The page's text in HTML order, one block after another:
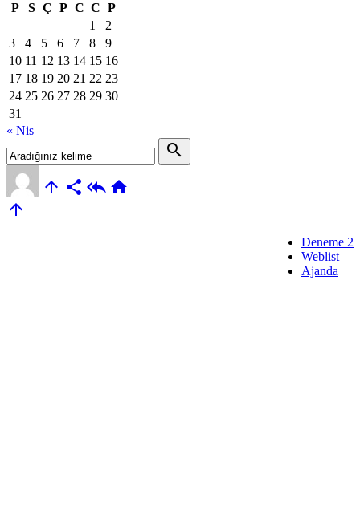
P
S Ç P C C P
1
2
3
4 5 6 7 8
9
10 11 12 13 14 15 16
17 18 19 20 21 22 23
24 25 26 27 28 29 30
31
« Nis
search
   

Deneme 2
Weblist
Ajanda